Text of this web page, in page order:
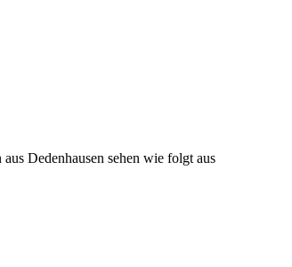
Dedenhausen sehen wie folgt aus